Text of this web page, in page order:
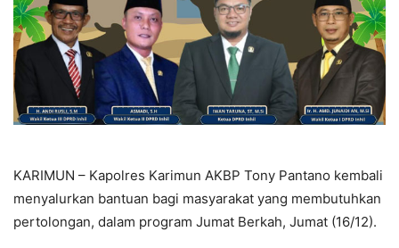
KARIMUN – Kapolres Karimun AKBP Tony Pantano kembali
menyalurkan bantuan bagi masyarakat yang membutuhkan
pertolongan, dalam program Jumat Berkah, Jumat (16/12).